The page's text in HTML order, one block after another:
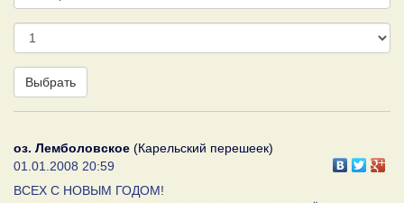
День
Выбрать
оз. Лемболовское (Карельский перешеек)
01.01.2008 20:59
ВСЕХ С НОВЫМ ГОДОМ!